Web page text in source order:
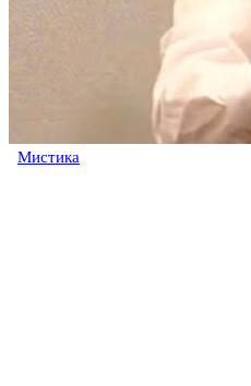
Мистика